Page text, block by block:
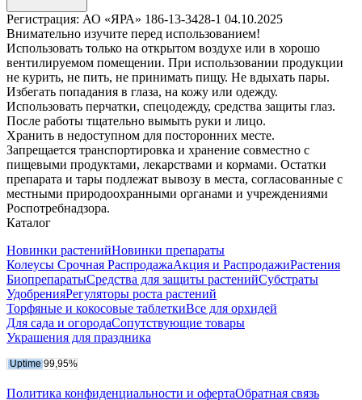
Регистрация: АО «ЯРА» 186-13-3428-1 04.10.2025
Внимательно изучите перед использованием!
Использовать только на открытом воздухе или в хорошо
вентилируемом помещении. При использовании продукции
не курить, не пить, не принимать пищу. Не вдыхать пары.
Избегать попадания в глаза, на кожу или одежду.
Использовать перчатки, спецодежду, средства защиты глаз.
После работы тщательно вымыть руки и лицо.
Хранить в недоступном для посторонних месте.
Запрещается транспортировка и хранение совместно с
пищевыми продуктами, лекарствами и кормами. Остатки
препарата и тары подлежат вывозу в места, согласованные с
местными природоохранными органами и учреждениями
Роспотребнадзора.
Каталог
Новинки растенийНовинки препараты
Колеусы Срочная РаспродажаАкция и РаспродажиРастения
БиопрепаратыСредства для защиты растенийСубстраты
УдобренияРегуляторы роста растений
Торфяные и кокосовые таблеткиВсе для орхидей
Для сада и огородаСопутствующие товары
Украшения для праздника
Политика конфиденциальности и офертаОбратная связь